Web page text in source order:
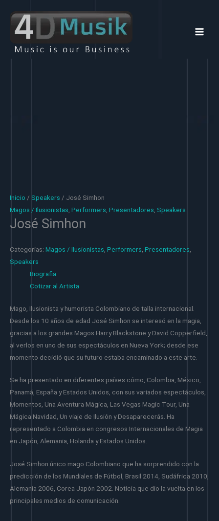
contenido
Inicio / Speakers / José Simhon
Magos / Ilusionistas Performers Presentadores Speakers
José Simhon
Categorías: Magos / Ilusionistas Performers Presentadores
Speakers
Biografia
Cotizar al Artista
Mago, Ilusionista y humorista Colombiano de talla internacional.
Desde los 10 años de edad José Simhon se interesó en la magia,
gracias a los grandes Magos Harry Blackstone y David Copperfield,
al verlos en uno de sus espectáculos en Nueva York; desde ese
momento decidió que su futuro estaba encaminado a este arte.
Se ha presentado en diferentes países cómo, Colombia, México,
Panamá, España y Estados Unidos, con sus variados espectáculos,
Momentos, Una Aventura Mágica, Las Vegas Magic Tour, Una
Mágica Navidad, Un viaje de Ilusión y Desaparecerás. Ha
representado a Colombia en congresos Internacionales de Magia
en Japón, Alemania, Holanda y Estados Unidos.
José Simhon único mago Colombiano que ha sorprendido con la
predicción de los Mundiales de Fútbol, Brasil 2014, Sudáfrica 2010,
Alemania 2006, Corea Japón 2002. Noticia que dio la vuelta en los
principales medios de comunicación.